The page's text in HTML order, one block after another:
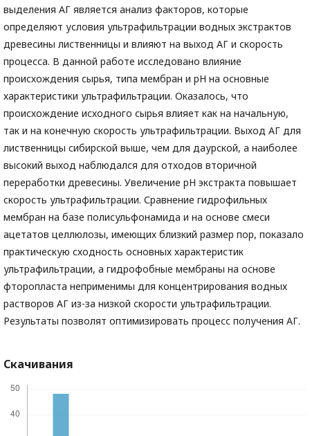
выделения АГ является анализ факторов, которые
определяют условия ультрафильтрации водных экстрактов
древесины лиственницы и влияют на выход АГ и скорость
процесса. В данной работе исследовано влияние
происхождения сырья, типа мембран и рН на основные
характеристики ультрафильтрации. Оказалось, что
происхождение исходного сырья влияет как на начальную,
так и на конечную скорость ультрафильтрации. Выход АГ для
лиственницы сибирской выше, чем для даурской, а наиболее
высокий выход наблюдался для отходов вторичной
переработки древесины. Увеличение рН экстракта повышает
скорость ультрафильтрации. Сравнение гидрофильных
мембран на базе полисульфонамида и на основе смеси
ацетатов целлюлозы, имеющих близкий размер пор, показало
практическую сходность основных характеристик
ультрафильтрации, а гидрофобные мембраны на основе
фторопласта неприменимы для концентрирования водных
растворов АГ из-за низкой скорости ультрафильтрации.
Результаты позволят оптимизировать процесс получения АГ.
Скачивания